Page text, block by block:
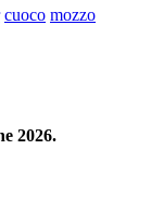
cuoco mozzo
2026.